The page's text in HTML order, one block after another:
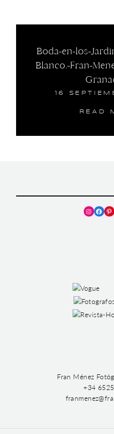
Boda-en-los-
Blanco.-Fran-
16
READ
Fran Ménez
+34